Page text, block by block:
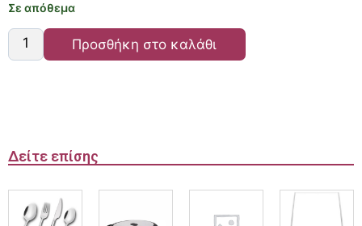
Σε απόθεμα
Προσθήκη στο καλάθι
Δείτε επίσης